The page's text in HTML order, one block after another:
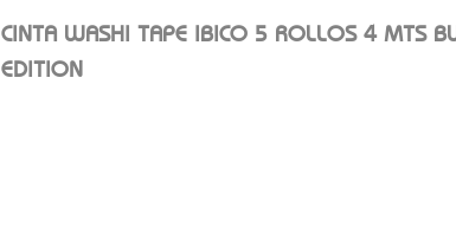
CINTA WASHI TAPE IBICO 5 ROLLOS 4 MTS
EDITION